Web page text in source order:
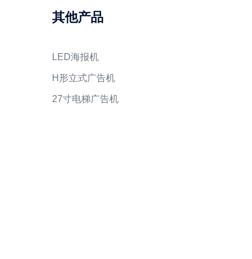
其他产品
LED海报机
H形立式广告机
27寸电梯广告机